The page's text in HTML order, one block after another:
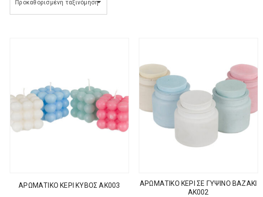
Προκαθορισμένη ταξινόμηση
ΑΡΩΜΑΤΙΚΟ ΚΕΡΙ ΚΥΒΟΣ ΑΚ003
ΑΡΩΜΑΤΙΚΟ ΚΕΡΙ ΣΕ ΓΥΨΙΝΟ ΒΑΖΑΚΙ
ΑΚ002